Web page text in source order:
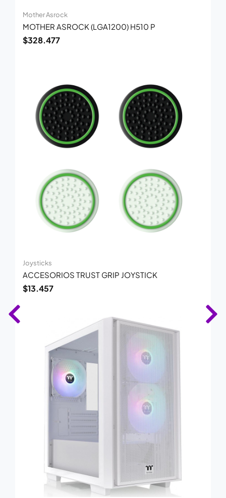
Mother Asrock
MOTHER ASROCK (LGA1200) H510 P
$328.477
Joysticks
ACCESORIOS TRUST GRIP JOYSTICK
$13.457